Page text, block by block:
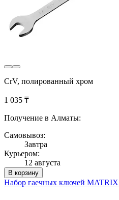
CrV, полированный хром
1 035 ₸
Получение в Алматы:
Самовывоз:
Завтра
Курьером:
12 августа
В корзину
Набор гаечных ключей